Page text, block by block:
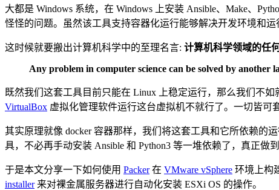
大都是 Windows 系统，在 Windows 上安装 Ansible、Make、
怪怪的问题。虽然该工具支持容器化运行能够解决开发环境和运
这时候就要搬出计算机科学中的至理名言: 计算机科学领域的任
Any problem in computer science can be solved by another
既然我们这套工具目前只能在 Linux 上稳定运行，那么我们不
VirtualBox 虚拟化管理软件运行这台虚拟机不就行了。一切皆可
其实原理就像 docker 容器那样，我们将这套工具和它所依赖的
具，不必再手动安装 Ansible 和 Python3 等一堆依赖了，真正做到
于是本文分享一下如何使用 Packer在 VMware vSphere 环境上构
installer来对裸金属服务器进行自动化安装 ESXi OS 的操作。